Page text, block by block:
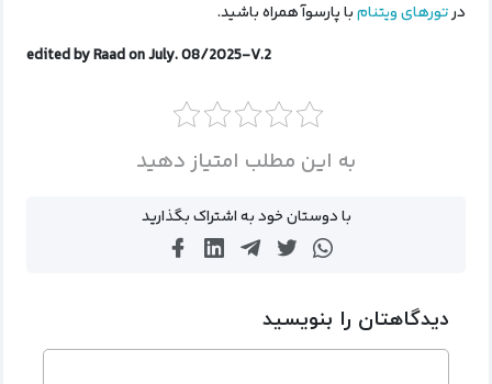
درتورهای ویتنامبا پارسوآ همراه باشید.
به این مطلب امتیاز دهید
با دوستان خود به اشتراک بگذارید
دیدگاهتان را بنویسید